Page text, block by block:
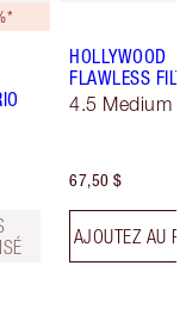
HOLLYWOOD
FLAWLESS
4.5 Medium
67,50 $
AJOUTEZ AU